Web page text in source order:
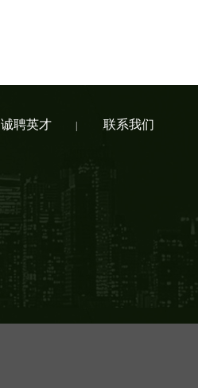
诚聘英才 联系我们